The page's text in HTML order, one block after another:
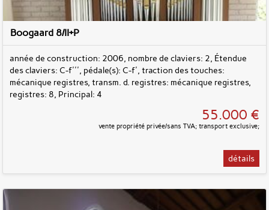
Boogaard 8/II+P
année de construction: 2006, nombre de claviers: 2, Étendue
des claviers: C-f''', pédale(s): C-f', traction des touches:
mécanique registres, transm. d. registres: mécanique registres,
registres: 8, Principal: 4
55.000 €
vente propriété privée/sans TVA; transport exclusive;
détails